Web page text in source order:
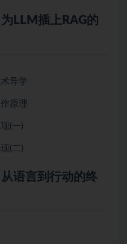
LLM插上RAG的
导学
原理
(一)
(二)
语言到行动的终